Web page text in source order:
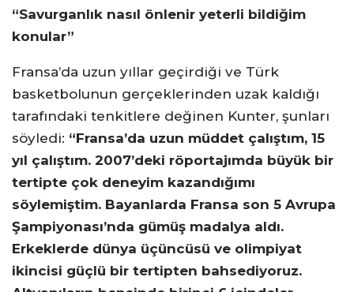
“Savurganlık nasıl önlenir yeterli bildiğim
konular”
Fransa’da uzun yıllar geçirdiği ve Türk
basketbolunun gerçeklerinden uzak kaldığı
tarafındaki tenkitlere değinen Kunter, şunları
söyledi: “Fransa’da uzun müddet çalıştım, 15
yıl çalıştım. 2007’deki röportajımda büyük bir
tertipte çok deneyim kazandığımı
söylemiştim. Bayanlarda Fransa son 5 Avrupa
Şampiyonası’nda gümüş madalya aldı.
Erkeklerde dünya üçüncüsü ve olimpiyat
ikincisi güçlü bir tertipten bahsediyoruz.